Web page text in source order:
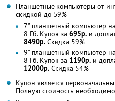
Планшетные компьютеры от
скидкой до 59%
7" планшетный компьютер
8 Гб. Купон за 695р. и
8490р. Скидка 59%
9" планшетный компьютер
8 Гб. Купон за 1190р. и
12000р. Скидка 54%
Купон является
Полную стоимость